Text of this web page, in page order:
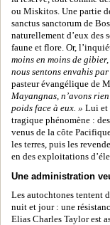
ou Miskitos. Une partie
sanctus sanctorum de
naturellement d’eux des
faune et flore. Or,
moins en moins de
nous sentons envahis
pasteur évangélique de
Mayangnas, n’avons
poids face à eux. » Lui et
tragique phénomène :
venus de la côte
les terres, puis les
en des exploitations
Une administration
Les autochtones tentent
nuit et jour : une
Elias Charles Taylor est